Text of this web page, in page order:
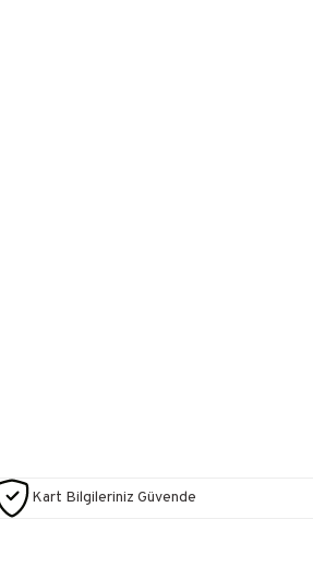
Kart Bilgileriniz Güvende